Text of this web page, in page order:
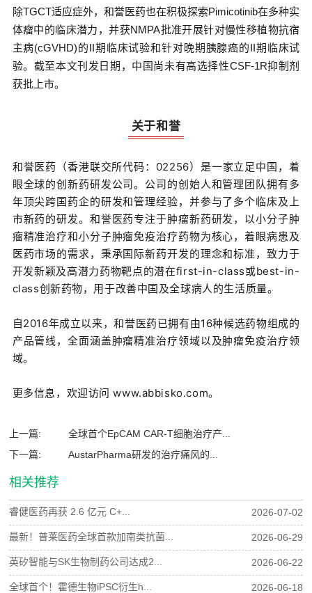
除TGCT适应症外，和誉医药也在积极探索Pimicotinib在多种实
体瘤中的临床潜力，并获NMPA批准开展针对慢性移植物抗宿
主病(cGVHD)的II期临床试验和针对晚期胰腺癌的II期临床试
验。截至本文刊发日期，中国尚未有高选择性CSF-1R抑制剂
获批上市。
关于和誉
和誉医药（香港联交所代码：02256）是一家立足中国，着
眼全球的创新药研发公司。公司的创始人和管理团队拥有多
年顶尖跨国药企的研发和管理经验，并参与了多个临床及上
市新药的研发。和誉医药专注于肿瘤新药研发，以小分子肿
瘤精准治疗和小分子肿瘤免疫治疗药物为核心，着眼病患及
医药市场的需求，秉承国际新药开发的理念和标准，致力于
开发新颖及高潜力药物靶点的潜在first-in-class或best-in-
class创新药物，用于改善中国及全球病人的生活质量。
自2016年成立以来，和誉医药已拥有由16种候选药物组成的
产品管线，全面涵盖肿瘤精准治疗领域以及肿瘤免疫治疗领
域。
更多信息，欢迎访问 www.abbisko.com。
上一篇:
全球首个EpCAM CAR-T细胞治疗产...
下一篇:
AustarPharma研发的治疗痛风的...
相关推荐
睿健医药再获 2.6 亿元 C+... 2026-07-02
最新！普莱医药全球首款加南类抗菌... 2026-06-29
英矽智能与SK生物制药公司达成2... 2026-06-22
全球首个！霍德生物iPSC衍生h... 2026-06-18